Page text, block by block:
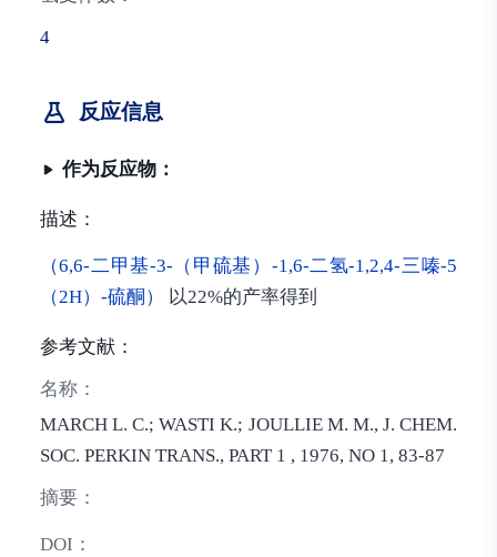
4
反应信息
作为反应物：
描述：
（6,6-二甲基-3-（甲硫基）-1,6-二氢-1,2,4-三嗪-5
（2H）-硫酮）
以22%的产率得到
参考文献：
名称：
MARCH L. C.; WASTI K.; JOULLIE M. M., J. CHEM.
SOC. PERKIN TRANS., PART 1 , 1976, NO 1, 83-87
摘要：
DOI：